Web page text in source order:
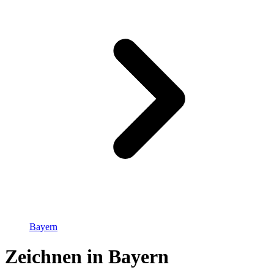
Bayern
Zeichnen in Bayern